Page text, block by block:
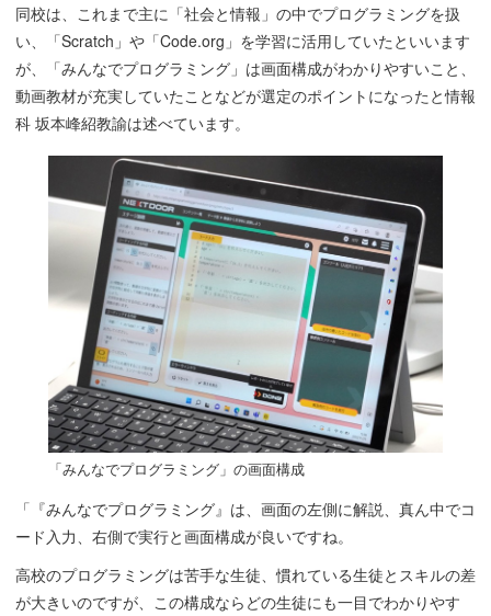
同校は、これまで主に「社会と情報」の中でプログラミングを扱
い、「Scratch」や「Code.org」を学習に活用していたといいます
が、「みんなでプログラミング」は画面構成がわかりやすいこと、
動画教材が充実していたことなどが選定のポイントになったと情報
科 坂本峰紹教諭は述べています。
「みんなでプログラミング」の画面構成
「『みんなでプログラミング』は、画面の左側に解説、真ん中でコ
ード入力、右側で実行と画面構成が良いですね。
高校のプログラミングは苦手な生徒、慣れている生徒とスキルの差
が大きいのですが、この構成ならどの生徒にも一目でわかりやす